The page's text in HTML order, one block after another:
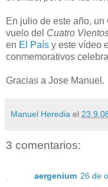
En julio de este año,
vuelo del Cuatro
en El País y este vídeo
conmemorativos
Gracias a Jose Manuel.
Manuel Heredia el
3 comentarios:
aergenium 26 de